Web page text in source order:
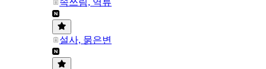
속쓰림, 역류
설사, 묽은변